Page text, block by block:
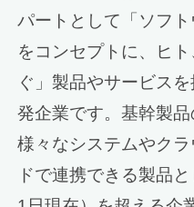
パートとして「ソフト
をコンセプトに、ヒ
ぐ」製品やサービス
発企業です。基幹製品
様々なシステムやク
ドで連携できる製品